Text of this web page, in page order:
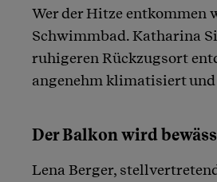
Wer der Hitze
Schwimmbad. Katharina
ruhigeren Rückzugsort
angenehm klimatisiert und
Der Balkon wird
Lena Berger,